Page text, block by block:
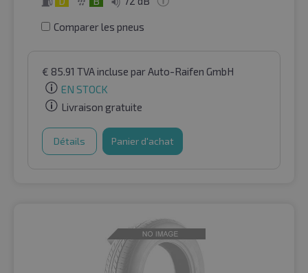
Comparer les pneus
€ 85.91 TVA incluse par Auto-Raifen GmbH
EN STOCK
Livraison gratuite
Détails Panier d'achat